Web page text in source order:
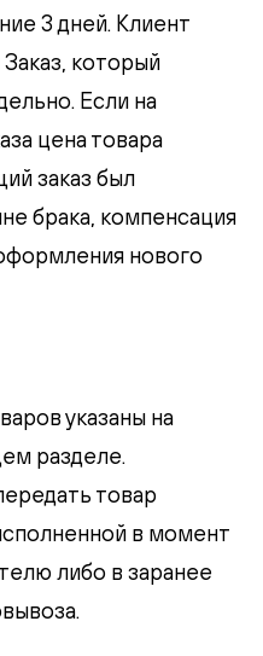
3 дней. Клиент
который
Если на
цена товара
заказ был
брака, компенсация
нового
указаны на
разделе.
товар
в момент
либо в заранее